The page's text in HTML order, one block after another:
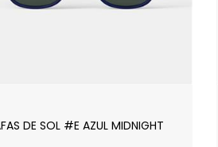
DE SOL #E AZUL MIDNIGHT